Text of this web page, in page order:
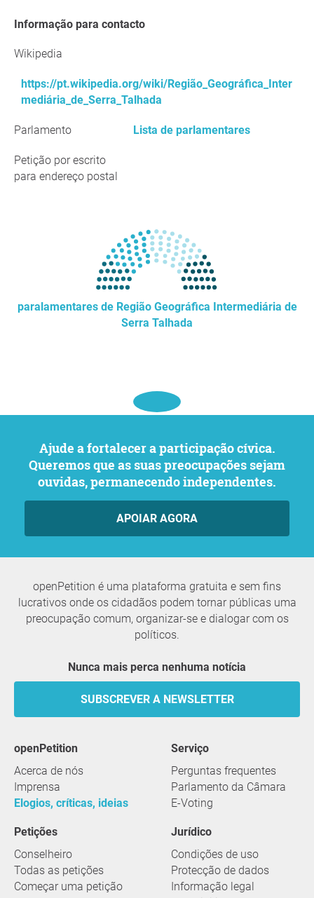
Informação para contacto
Wikipedia
https://pt.wikipedia.org/wiki/Região_Geográfica_Inter
mediária_de_Serra_Talhada
Parlamento Lista de parlamentares
Petição por escrito
para endereço postal
paralamentares de Região Geográfica Intermediária de
Serra Talhada
Ajude a fortalecer a participação cívica.
Queremos que as suas preocupações sejam
ouvidas, permanecendo independentes.
APOIAR AGORA
openPetition é uma plataforma gratuita e sem fins
lucrativos onde os cidadãos podem tornar públicas uma
preocupação comum, organizar-se e dialogar com os
políticos.
Nunca mais perca nenhuma notícia
SUBSCREVER A NEWSLETTER
openPetition
Acerca de nós
Imprensa
Elogios, críticas, ideias
serviço
Perguntas frequentes
Parlamento da Câmara
E-Voting
Petições
Conselheiro
Todas as petições
Começar uma petição
Jurídico
Condições de uso
Protecção de dados
Informação legal